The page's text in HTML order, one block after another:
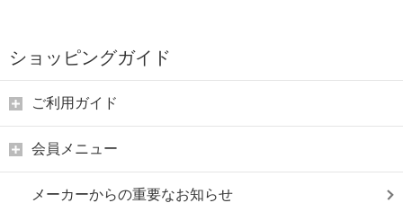
ショッピングガイド
ご利用ガイド
会員メニュー
メーカーからの重要なお知らせ